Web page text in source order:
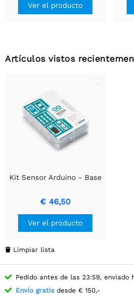
Ver el producto
Artículos vistos
Kit Sensor Arduino - Base
€ 46,50
Ver el producto
 Limpiar lista
Pedido antes de las 23:59, enviado
Envío gratis desde € 150,-